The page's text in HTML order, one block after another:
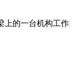
上的一台机构工作